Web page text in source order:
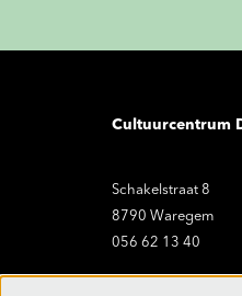
Cultuurcentrum
Schakelstraat 8
8790 Waregem
056 62 13 40